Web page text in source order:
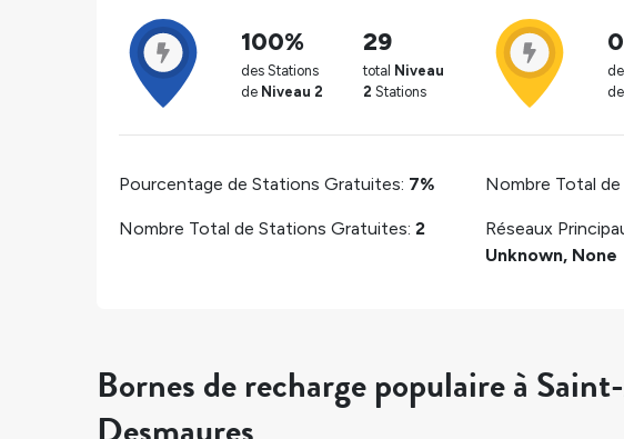
100%
des Stations
de Niveau 2
29
total Niveau
2 Stations
de
Pourcentage de Stations Gratuites: 7%
Nombre Total de Stations Gratuites: 2
Nombre Total de
Réseaux
Unknown, None
Bornes de recharge populaire à